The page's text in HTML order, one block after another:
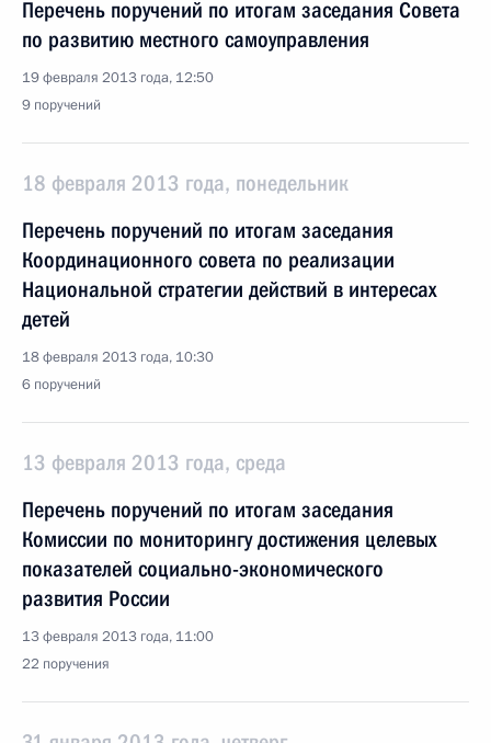
Перечень поручений по итогам заседания Совета
по развитию местного самоуправления
19 февраля 2013 года, 12:50
9 поручений
18 февраля 2013 года, понедельник
Перечень поручений по итогам заседания
Координационного совета по реализации
Национальной стратегии действий в интересах
детей
18 февраля 2013 года, 10:30
6 поручений
13 февраля 2013 года, среда
Перечень поручений по итогам заседания
Комиссии по мониторингу достижения целевых
показателей социально-экономического
развития России
13 февраля 2013 года, 11:00
22 поручения